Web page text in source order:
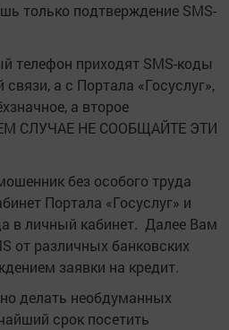
только подтверждение SMS-
телефон приходят SMS-коды
связи, а с Портала «Госуслуг»,
а второе
СЛУЧАЕ НЕ СООБЩАЙТЕ ЭТИ
без особого труда
Портала «Госуслуг» и
в личный кабинет. Далее Вам
от различных банковских
заявки на кредит.
делать необдуманных
срок посетить